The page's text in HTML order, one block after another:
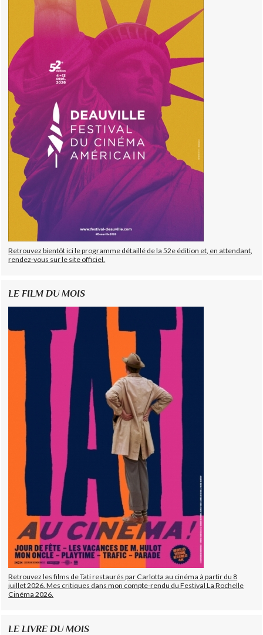
Retrouvez bientôt ici le programme détaillé de la 52e édition et, en attendant,
rendez-vous sur le site officiel.
LE FILM DU MOIS
Retrouvez les films de Tati restaurés par Carlotta au cinéma à partir du 8
juillet 2026. Mes critiques dans mon compte-rendu du Festival La Rochelle
Cinéma 2026.
LE LIVRE DU MOIS